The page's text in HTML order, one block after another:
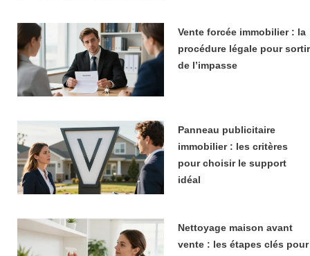
Vente forcée immobilier : la
procédure légale pour sortir
de l’impasse
Panneau publicitaire
immobilier : les critères
pour choisir le support
idéal
Nettoyage maison avant
vente : les étapes clés pour